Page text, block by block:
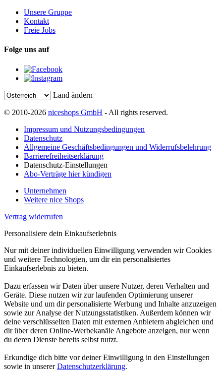
Unsere Gruppe
Kontakt
Freie Jobs
Folge uns auf
Land ändern
© 2010-2026 niceshops GmbH - All rights reserved.
Impressum und Nutzungsbedingungen
Datenschutz
Allgemeine Geschäftsbedingungen und Widerrufsbelehrung
Barrierefreiheitserklärung
Datenschutz-Einstellungen
Abo-Verträge hier kündigen
Unternehmen
Weitere nice Shops
Vertrag widerrufen
Personalisiere dein Einkaufserlebnis
Nur mit deiner individuellen Einwilligung verwenden wir Cookies
und weitere Technologien, um dir ein personalisiertes
Einkaufserlebnis zu bieten.
Dazu erfassen wir Daten über unsere Nutzer, deren Verhalten und
Geräte. Diese nutzen wir zur laufenden Optimierung unserer
Website und um dir personalisierte Werbung und Inhalte anzuzeigen
sowie zur Analyse der Nutzungsstatistiken. Außerdem können wir
deine verschlüsselten Daten mit externen Anbietern abgleichen und
dir über deren Online-Werbekanäle Angebote anzeigen, nur wenn
du deren Dienste bereits selbst nutzt.
Erkundige dich bitte vor deiner Einwilligung in den Einstellungen
sowie in unsererDatenschutzerklärung.